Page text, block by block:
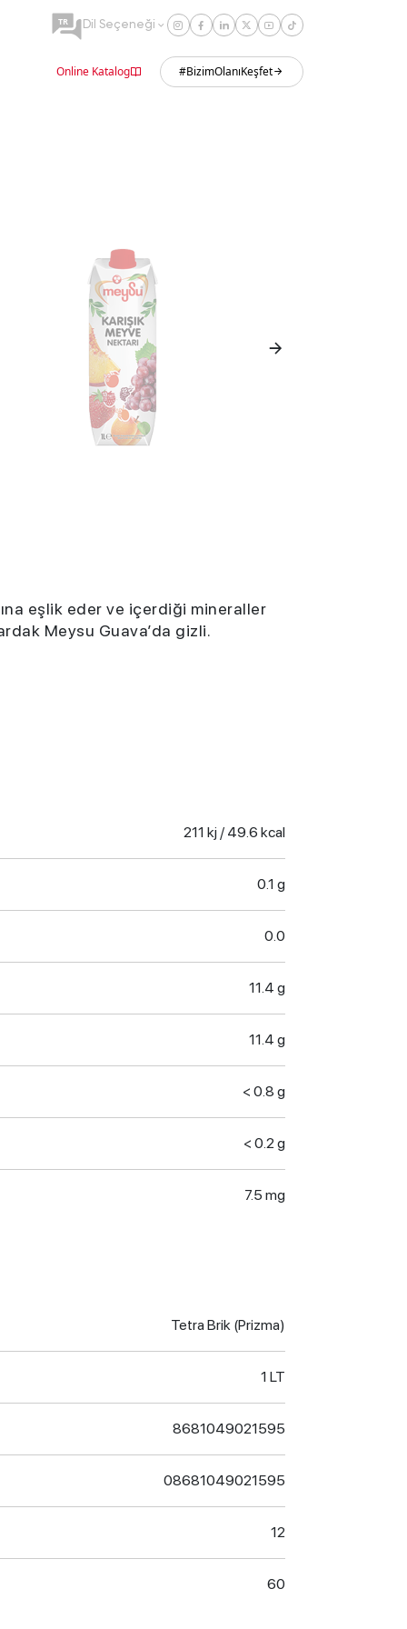
TR Dil Seçeneği
Online Katalog #BizimOlanıKeşfet
eşlik eder ve içerdiği mineraller
Meysu Guava’da gizli.
211 kj / 49.6 kcal
0.1 g
0.0
11.4 g
11.4 g
< 0.8 g
< 0.2 g
7.5 mg
Tetra Brik (Prizma)
1 LT
8681049021595
08681049021595
12
60